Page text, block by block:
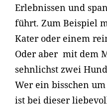
Erlebnissen und
führt. Zum Beispiel
Kater oder einem
Oder aber mit dem
sehnlichst zwei
Wer ein bisschen
ist bei dieser